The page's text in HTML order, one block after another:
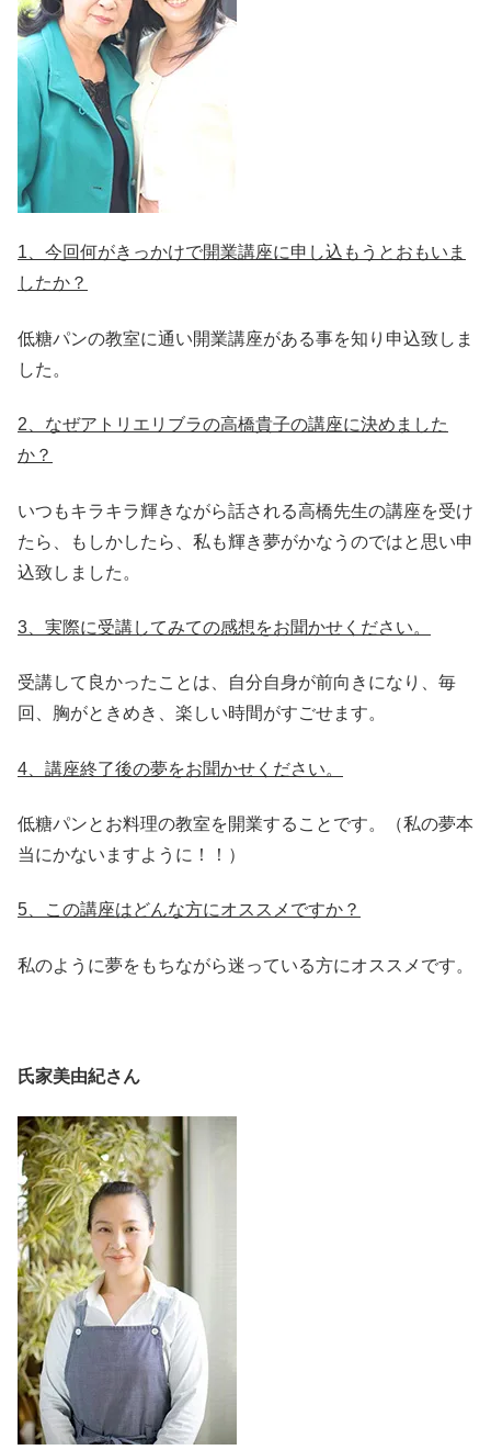
1、今回何がきっかけで開業講座に申し込もうとおもいま
したか？
低糖パンの教室に通い開業講座がある事を知り申込致しま
した。
2、なぜアトリエリブラの高橋貴子の講座に決めました
か？
いつもキラキラ輝きながら話される高橋先生の講座を受け
たら、もしかしたら、私も輝き夢がかなうのではと思い申
込致しました。
3、実際に受講してみての感想をお聞かせください。
受講して良かったことは、自分自身が前向きになり、毎
回、胸がときめき、楽しい時間がすごせます。
4、講座終了後の夢をお聞かせください。
低糖パンとお料理の教室を開業することです。（私の夢本
当にかないますように！！）
5、この講座はどんな方にオススメですか？
私のように夢をもちながら迷っている方にオススメです。
氏家美由紀さん